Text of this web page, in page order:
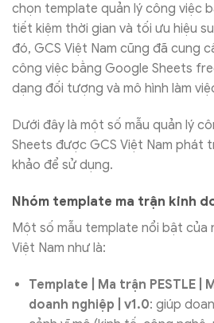
chọn template quản lý công việc
tiết kiệm thời gian và tối ưu hiệu
đó, GCS Việt Nam cũng đã cung
công việc bằng Google Sheets
dạng đối tượng và mô hình làm
Dưới đây là một số mẫu quản lý
Sheets được GCS Việt Nam phát
khảo để sử dụng.
Nhóm template ma trận kinh
Một số mẫu template nổi bật của
Việt Nam như là:
Template | Ma trận PESTLE |
doanh nghiệp | v1.0: giúp